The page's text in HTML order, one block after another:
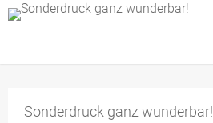
Sonderdruck ganz wunderbar!